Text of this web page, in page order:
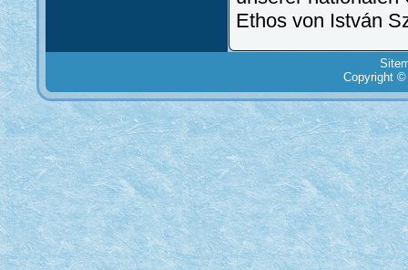
Ethos von István
Copyright ©